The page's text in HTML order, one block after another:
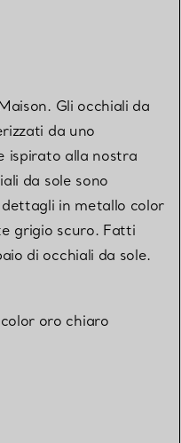
Gli occhiali da
da uno
ispirato alla nostra
da sole sono
in metallo color
grigio scuro. Fatti
di occhiali da sole.
oro chiaro